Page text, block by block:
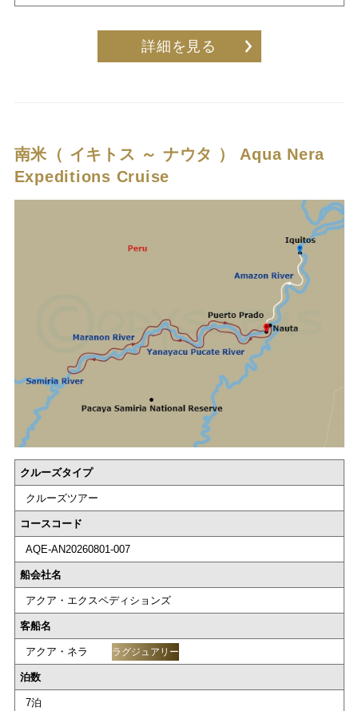
詳細を見る
南米（ イキトス ～ ナウタ ） Aqua Nera
Expeditions Cruise
クルーズタイプ
クルーズツアー
コースコード
AQE-AN20260801-007
船会社名
アクア・エクスペディションズ
客船名
アクア・ネラ ラグジュアリー
泊数
7泊